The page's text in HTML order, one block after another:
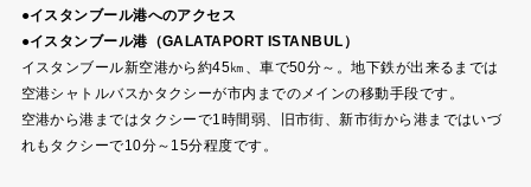
●イスタンブール港へのアクセス
●イスタンブール港（GALATAPORT ISTANBUL）
イスタンブール新空港から約45㎞、車で50分～。地下鉄が出来るまでは
空港シャトルバスかタクシーが市内までのメインの移動手段です。
空港から港まではタクシーで1時間弱、旧市街、新市街から港まではいづ
れもタクシーで10分～15分程度です。